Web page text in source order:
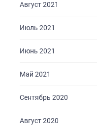
Август 2021
Июль 2021
Июнь 2021
Май 2021
Сентябрь 2020
Август 2020